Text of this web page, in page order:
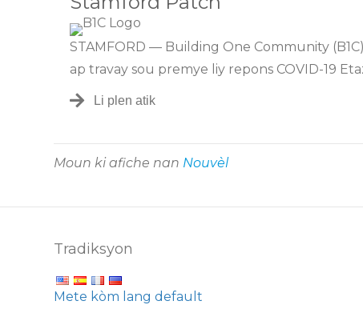
STAMFORD — Building One Community
ap travay sou premye liy repons COVID-19
Li plen atik
Moun ki afiche nan Nouvèl
Tradiksyon
Mete kòm lang default